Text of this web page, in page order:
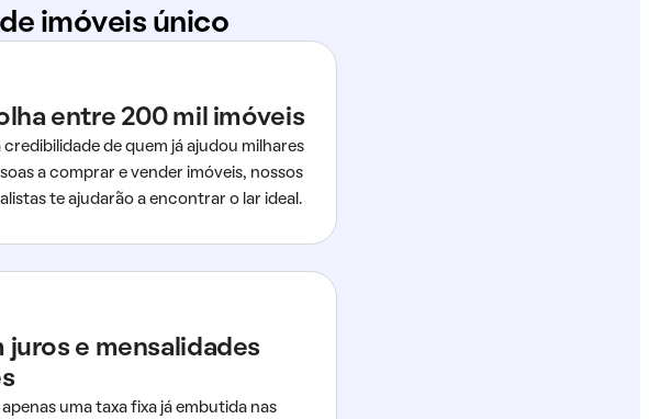
imóveis único
entre 200 mil imóveis
credibilidade de quem já ajudou milhares
a comprar e vender imóveis, nossos
te ajudarão a encontrar o lar ideal.
juros e mensalidades
apenas uma taxa fixa já embutida nas